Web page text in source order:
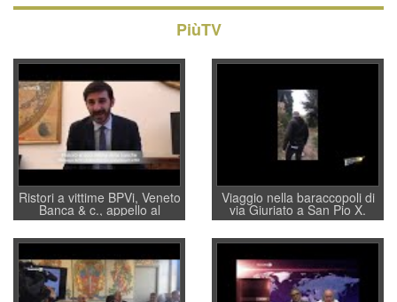
PiùTV
Ristori a vittime BPVi, Veneto
Banca & c., appello al
sottosegretario Alessio
Villarosa: per mettere ordine
convochi con Di Maio CNCU
a supporto della cabina di
regia al Mef
Viaggio nella baraccopoli di
via Giuriato a San Pio X.
Vicenza ai Vicentini: “faremo
un regalo di Natale ai
residenti”